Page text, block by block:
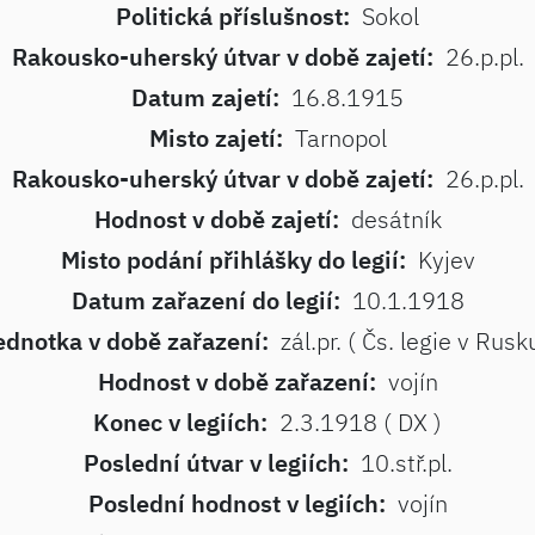
Politická příslušnost: Sokol
Rakousko-uherský útvar v době zajetí: 26.p.pl.
Datum zajetí: 16.8.1915
Misto zajetí: Tarnopol
Rakousko-uherský útvar v době zajetí: 26.p.pl.
Hodnost v době zajetí: desátník
Misto podání přihlášky do legií: Kyjev
Datum zařazení do legií: 10.1.1918
v době zařazení: zál.pr. ( Čs. legie v
Hodnost v době zařazení: vojín
Konec v legiích: 2.3.1918 ( DX )
Poslední útvar v legiích: 10.stř.pl.
Poslední hodnost v legiích: vojín